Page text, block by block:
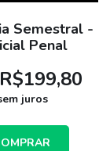
Semestral -
Penal
R$199,80
juros